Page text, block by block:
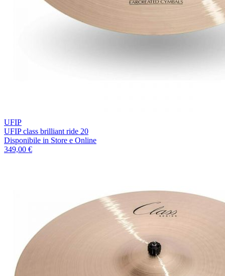
UFIP
UFIP class brilliant ride 20
Disponibile in Store e Online
349,00 €